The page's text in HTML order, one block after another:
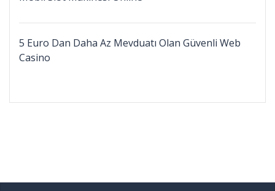
5 Euro Dan Daha Az Mevduatı Olan Güvenli Web
Casino